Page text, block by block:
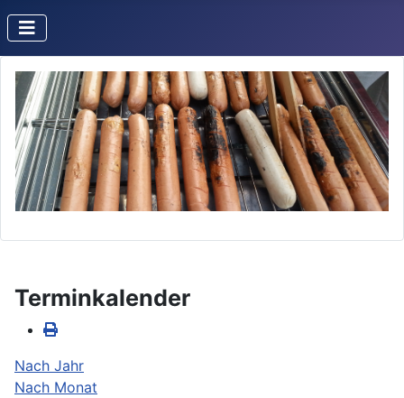
Terminkalender
Nach Jahr
Nach Monat